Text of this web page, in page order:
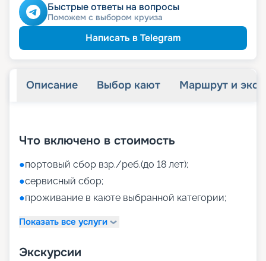
Быстрые ответы на вопросы
Поможем с выбором круиза
Написать в Telegram
Описание Выбор кают Маршрут и
Что включено в стоимость
●портовый сбор взр./реб.(до 18 лет);
●сервисный сбор;
●проживание в каюте выбранной категории;
Показать все услуги
Экскурсии